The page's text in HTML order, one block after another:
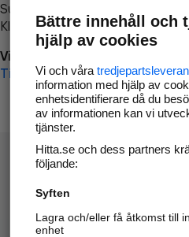
Surfa till
Klicka påTillbaka-knappen i
Vi beklagar besväret!
Till startsidan
Hitta.se - Gratis
Sök företag, personer och
Bättre innehåll och
hjälp av cookies
Vi och våra
information med hjälp av
enhetsidentifierare då du
av informationen kan vi
tjänster.
Hitta.se och dess partners
följande:
Syften
Lagra och/eller få åtkomst till
enhet